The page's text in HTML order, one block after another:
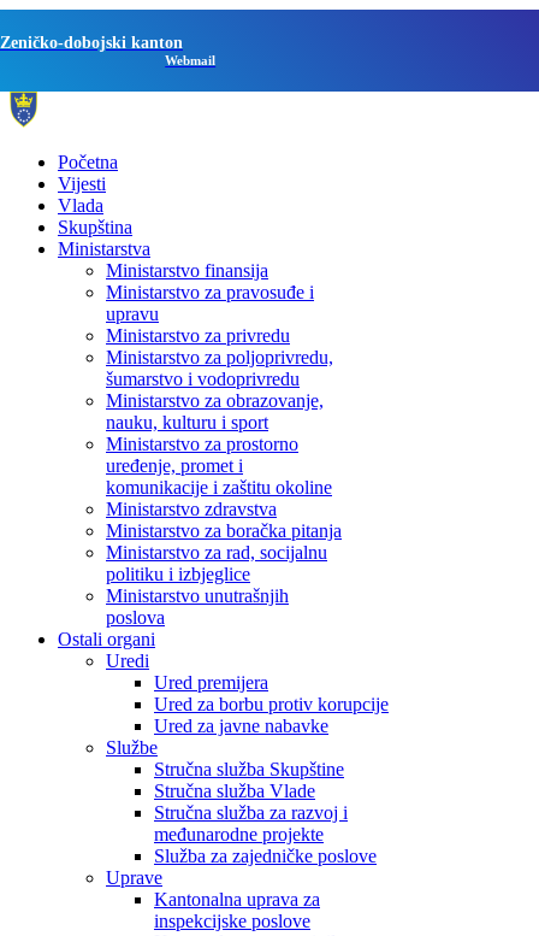
Zeničko-dobojski kanton
Webmail
Početna
Vijesti
Vlada
Skupština
Ministarstva
Ministarstvo finansija
Ministarstvo za pravosuđe i
upravu
Ministarstvo za privredu
Ministarstvo za poljoprivredu,
šumarstvo i vodoprivredu
Ministarstvo za obrazovanje,
nauku, kulturu i sport
Ministarstvo za prostorno
uređenje, promet i
komunikacije i zaštitu okoline
Ministarstvo zdravstva
Ministarstvo za boračka pitanja
Ministarstvo za rad, socijalnu
politiku i izbjeglice
Ministarstvo unutrašnjih
poslova
Ostali organi
Uredi
Ured premijera
Ured za borbu protiv korupcije
Ured za javne nabavke
Službe
Stručna služba Skupštine
Stručna služba Vlade
Stručna služba za razvoj i
međunarodne projekte
Služba za zajedničke poslove
Uprave
Kantonalna uprava za
inspekcijske poslove